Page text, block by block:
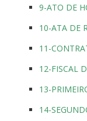
9-ATO DE
10-ATA DE
11-
12-FISCAL
13-
14-